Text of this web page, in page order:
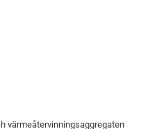
värmeåtervinningsaggregaten